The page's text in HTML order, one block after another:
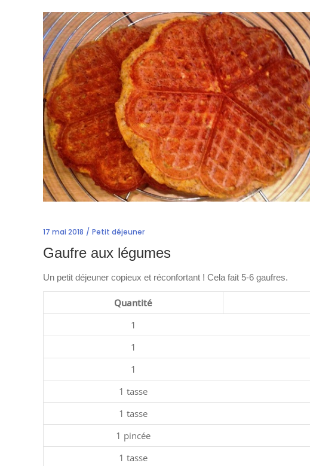
17 mai 2018 Petit déjeuner
Gaufre aux légumes
Un petit déjeuner copieux et réconfortant ! Cela fait 5-6 gaufres.
Quantité
1
1
1
1 tasse
1 tasse
1 pincée
1 tasse